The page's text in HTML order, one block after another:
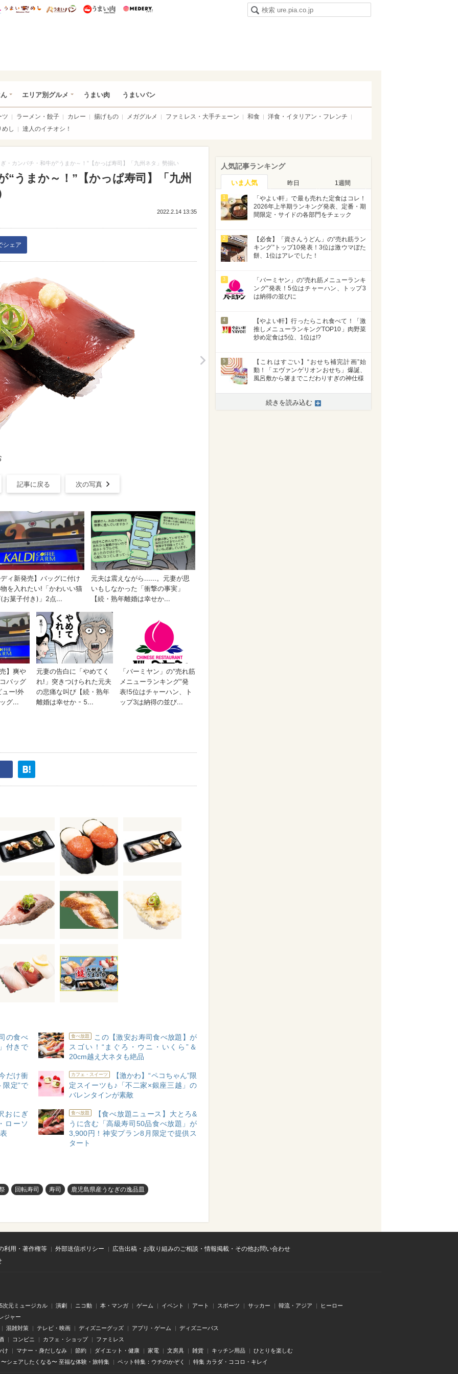
研 ディズニー特集
mimot. うまいめし うまいパン うまい肉
エリア別グルメ うまい肉 うまいパン
ツ ラーメン・餃子 カレー 揚げもの メガグルメ ファミレス・大手チェーン 和食
洋食・イタリアン・フレンチ
めし
達人のイチオシ！
・カンパチ・和牛が“うまか～！”【かっぱ寿司】「九州ネタ」勢揃い
“うまか～！”【かっぱ寿司】「九州
2022.2.14 13:35
シェア
>
記事に戻る 次の写真
の食べ
付きで
食べ放題
この【激安お寿司食べ放題】が
スゴい！“まぐろ・ウニ・いくら”＆
20cm越え大ネタも絶品
だけ衝
限定”で
カフェ・スイーツ
【激かわ】“ペコちゃん”限
定スイーツも♪「不二家×銀座三越」の
バレンタインが素敵
おにぎ
ローソ
食べ放題
【食べ放題ニュース】大とろ&
うに含む「高級寿司50品食べ放題」が
3,900円！神安プラン8月限定で提供ス
タート
回転寿司 寿司 鹿児島県産うなぎの逸品皿
人気記事ランキング
いま人気 昨日 1週間
1
「やよい軒」で最も売れた定食はコレ！
2026年上半期ランキング発表、定番・期
間限定・サイドの各部門をチェック
2
【必食】「資さんうどん」の“売れ筋ラン
キング”トップ10発表！3位は激ウマぼた
餅、1位はアレでした！
3
「バーミヤン」の“売れ筋メニューランキ
ング”発表！5位はチャーハン、トップ3
は納得の並びに
4
【やよい軒】行ったらこれ食べて！「激
推しメニューランキングTOP10」肉野菜
炒め定食は5位、1位は!?
5
【これはすごい】“おせち補完計画”始
動！「エヴァンゲリオンおせち」爆誕、
風呂敷から箸までこだわりすぎの神仕様
続きを読み込む
利用・著作権等 外部送信ポリシー
広告出稿・お取り組みのご相談・情報掲載・その他お問い合わせ
次元ミュージカル 演劇 ニコ動 本・マンガ ゲーム イベント アート スポーツ サッカー 韓流・アジア
ヒーロー
ジャー
混雑対策
テレビ・映画 ディズニーグッズ アプリ・ゲーム
ディズニーパス
コンビニ カフェ・ショップ
ファミレス
け
マナー・身だしなみ 節約 ダイエット・健康 家電 文房具 雑貨 キッチン用品
ひとりを楽しむ
〜シェアしたくなる〜 至福な体験・旅特集
ペット特集：ウチのかぞく 特集 カラダ・ココロ・キレイ